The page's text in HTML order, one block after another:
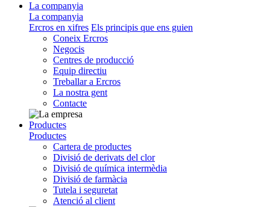
La companyia
La companyia
Ercros en xifres Els principis que ens guien
Coneix Ercros
Negocis
Centres de producció
Equip directiu
Treballar a Ercros
La nostra gent
Contacte
Productes
Productes
Cartera de productes
Divisió de derivats del clor
Divisió de química intermèdia
Divisió de farmàcia
Tutela i seguretat
Atenció al client